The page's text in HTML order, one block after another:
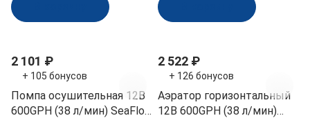
2 101 ₽
+ 105 бонусов
Помпа осушительная 12В
600GPH (38 л/мин) SeaFlo
2 522 ₽
+ 126 бонусов
Аэратор горизонтальный
12В 600GPH (38 л/мин)